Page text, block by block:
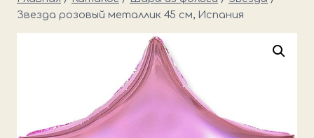
Звезда розовый металлик 45 см, Испания